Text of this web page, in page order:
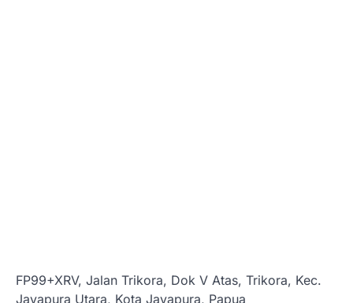
FP99+XRV, Jalan Trikora, Dok V Atas, Trikora, Kec.
Jayapura Utara, Kota Jayapura, Papua